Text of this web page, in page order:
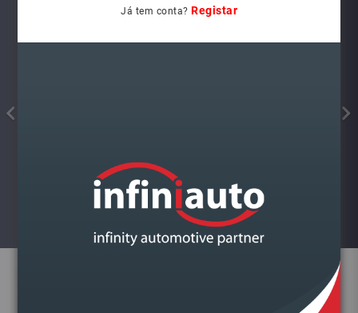
Já tem conta? Registar
Visualizar